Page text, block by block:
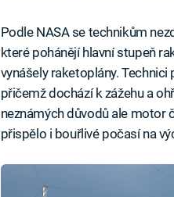
Podle NASA se technikům
které pohánějí hlavní stupeň
vynášely raketoplány.
přičemž dochází k zážehu a
neznámých důvodů ale motor
přispělo i bouřlivé počasí na